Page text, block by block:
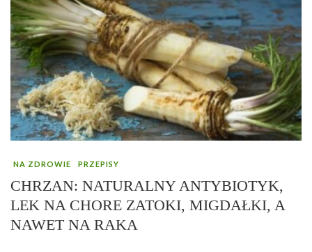
NA ZDROWIE PRZEPISY
CHRZAN: NATURALNY ANTYBIOTYK,
LEK NA CHORE ZATOKI, MIGDAŁKI, A
NAWET NA RAKA